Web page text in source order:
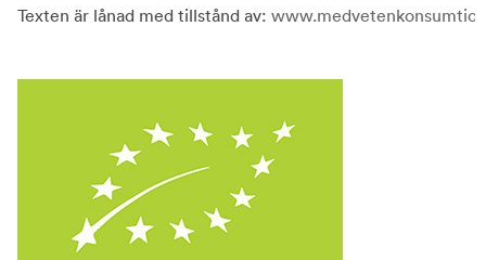
Texten är lånad med tillstånd av: